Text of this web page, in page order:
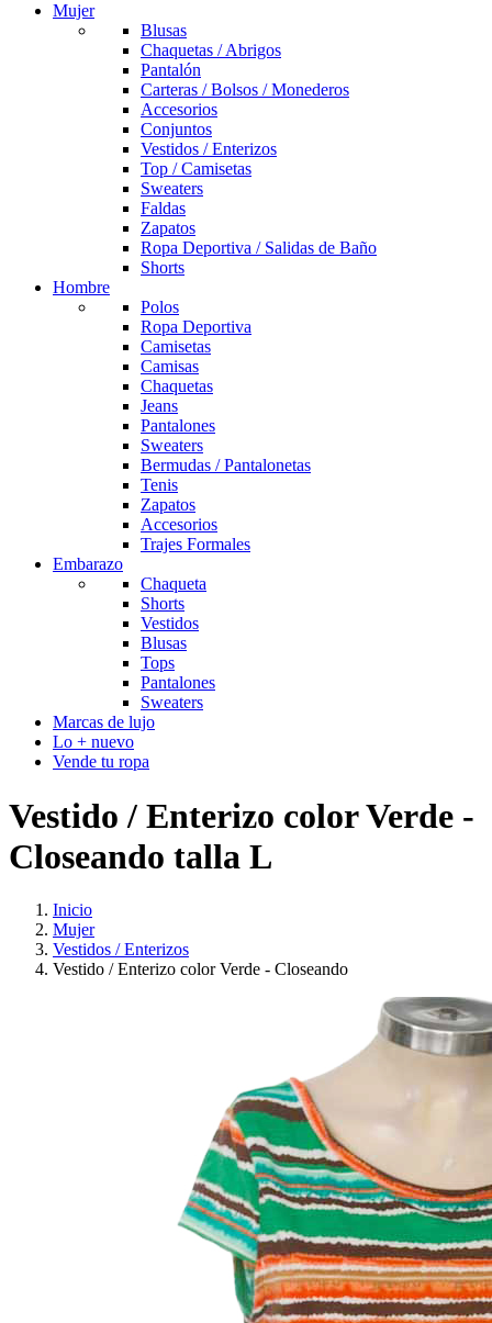
Mujer
Blusas
Chaquetas / Abrigos
Pantalón
Carteras / Bolsos / Monederos
Accesorios
Conjuntos
Vestidos / Enterizos
Top / Camisetas
Sweaters
Faldas
Zapatos
Ropa Deportiva / Salidas de Baño
Shorts
Hombre
Polos
Ropa Deportiva
Camisetas
Camisas
Chaquetas
Jeans
Pantalones
Sweaters
Bermudas / Pantalonetas
Tenis
Zapatos
Accesorios
Trajes Formales
Embarazo
Chaqueta
Shorts
Vestidos
Blusas
Tops
Pantalones
Sweaters
Marcas de lujo
Lo + nuevo
Vende tu ropa
Vestido / Enterizo color Verde -
Closeando talla L
Inicio
Mujer
Vestidos / Enterizos
Vestido / Enterizo color Verde - Closeando